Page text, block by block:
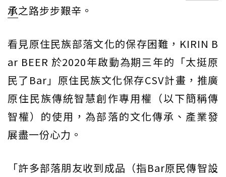
承之路步步艱辛。
看見原住民族部落文化的保存困難，KIRIN B
ar BEER 於2020年啟動為期三年的「太挺原
民了Bar」原住民族文化保存CSV計畫，推廣
原住民族傳統智慧創作專用權（以下簡稱傳
智權）的使用，為部落的文化傳承、產業發
展盡一份心力。
「許多部落朋友收到成品（指Bar原民傳智設